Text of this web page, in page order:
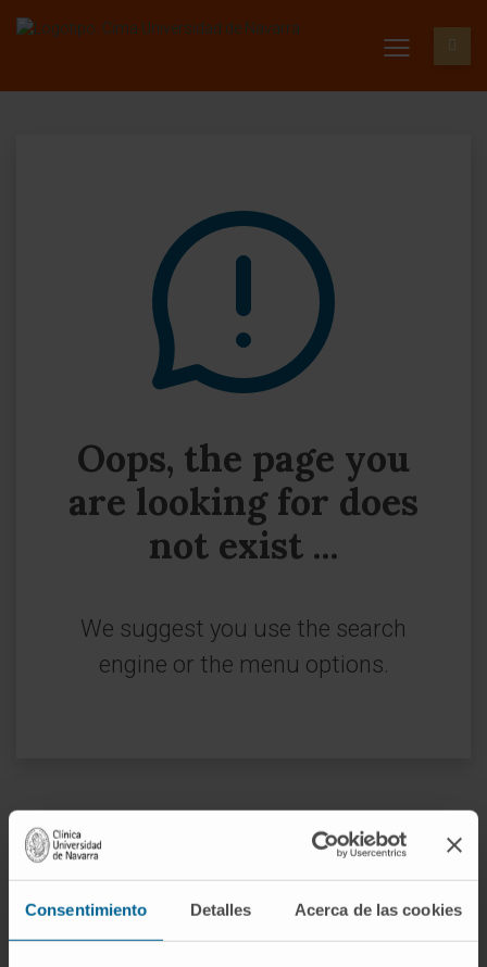
Consentimiento Detalles Acerca de las cookies
Oops, the page you
are looking for does
not exist ...
We suggest you use the search
engine or the menu options.